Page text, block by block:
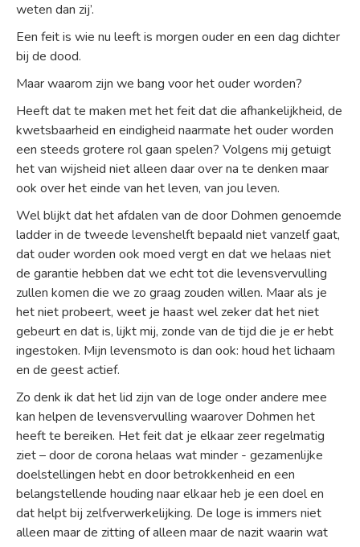
weten dan zij’.
Een feit is wie nu leeft is morgen ouder en een dag dichter
bij de dood.
Maar waarom zijn we bang voor het ouder worden?
Heeft dat te maken met het feit dat die afhankelijkheid, de
kwetsbaarheid en eindigheid naarmate het ouder worden
een steeds grotere rol gaan spelen? Volgens mij getuigt
het van wijsheid niet alleen daar over na te denken maar
ook over het einde van het leven, van jou leven.
Wel blijkt dat het afdalen van de door Dohmen genoemde
ladder in de tweede levenshelft bepaald niet vanzelf gaat,
dat ouder worden ook moed vergt en dat we helaas niet
de garantie hebben dat we echt tot die levensvervulling
zullen komen die we zo graag zouden willen. Maar als je
het niet probeert, weet je haast wel zeker dat het niet
gebeurt en dat is, lijkt mij, zonde van de tijd die je er hebt
ingestoken. Mijn levensmoto is dan ook: houd het lichaam
en de geest actief.
Zo denk ik dat het lid zijn van de loge onder andere mee
kan helpen de levensvervulling waarover Dohmen het
heeft te bereiken. Het feit dat je elkaar zeer regelmatig
ziet – door de corona helaas wat minder - gezamenlijke
doelstellingen hebt en door betrokkenheid en een
belangstellende houding naar elkaar heb je een doel en
dat helpt bij zelfverwerkelijking. De loge is immers niet
alleen maar de zitting of alleen maar de nazit waarin wat